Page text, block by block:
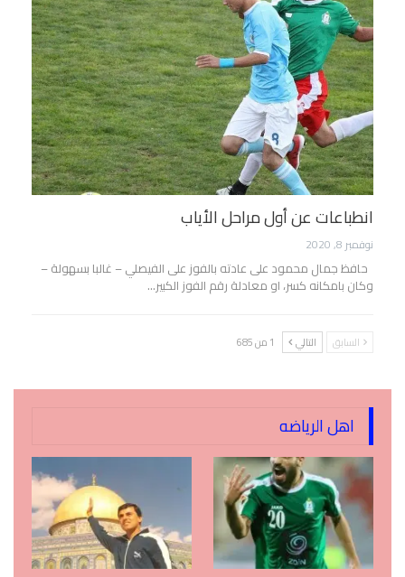
انطباعات عن أول مراحل الأياب
نوفمبر 8, 2020
حافظ جمال محمود على عادته بالفوز على الفيصلي – غالبا بسهولة –
وكان بامكانه كسر، او معادلة رقم الفوز الكبير…
السابق التالي 1 من 685
اهل الرياضه